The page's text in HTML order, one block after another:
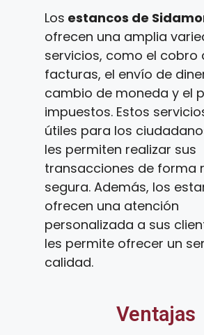
Los estancos de
ofrecen una amplia
servicios, como el cobro
facturas, el envío de
cambio de moneda y el
impuestos. Estos
útiles para los
les permiten realizar sus
transacciones de forma
segura. Además, los
ofrecen una atención
personalizada a sus
les permite ofrecer un
calidad.
Ventajas